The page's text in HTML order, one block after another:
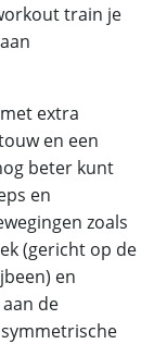
train je
extra
en een
beter kunt
en
zoals
(gericht op de
en
de